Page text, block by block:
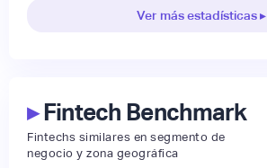
Ver más estadísticas ▸
▸Fintech Benchmark
Fintechs similares en segmento de
negocio y zona geográfica